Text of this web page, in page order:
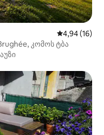
საშუალო
4,94 (16)
კომოს ტბა
აუზი